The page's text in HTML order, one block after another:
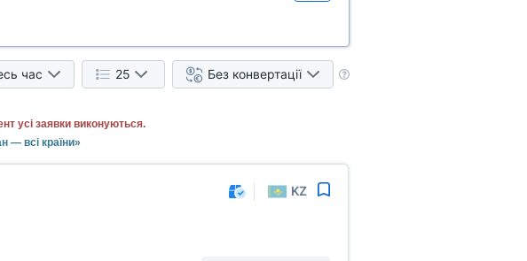
час 25 Без конвертації
усі заявки виконуються.
— всі країни»
KZ